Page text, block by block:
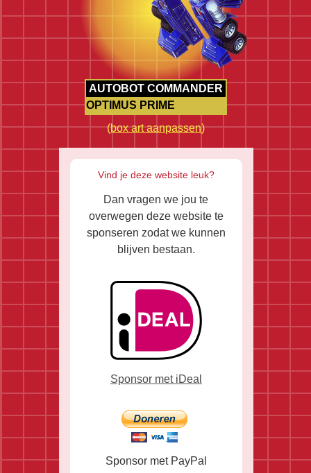
AUTOBOT COMMANDER
OPTIMUS PRIME
(box art aanpassen)
Vind je deze website leuk?
Dan vragen we jou te
overwegen deze website te
sponseren zodat we kunnen
blijven bestaan.
Sponsor met iDeal
Sponsor met PayPal